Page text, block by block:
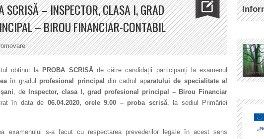
SCRISĂ – INSPECTOR, CLASA I, GRAD
– BIROU FINANCIAR-CONTABIL
obținut la PROBA SCRISĂ de către candidații participanți la examenul
în gradul profesional principal din cadrul aparatului de specialitate al
, de Inspector, clasa I, grad profesional principal – Birou Financiar
în data de 06.04.2020, orele 9.00 – proba scrisă, la sediul Primăriei
examenului s-a facut cu respectarea prevederilor legale în acest sens